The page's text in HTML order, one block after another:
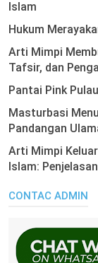
Islam
Hukum
Arti Mimpi
Tafsir, dan
Pantai Pink
Masturbasi
Pandangan
Arti Mimpi
Islam:
CONTAC ADMIN